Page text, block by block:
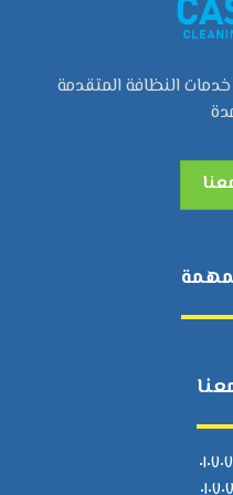
النظافة المتقدمة